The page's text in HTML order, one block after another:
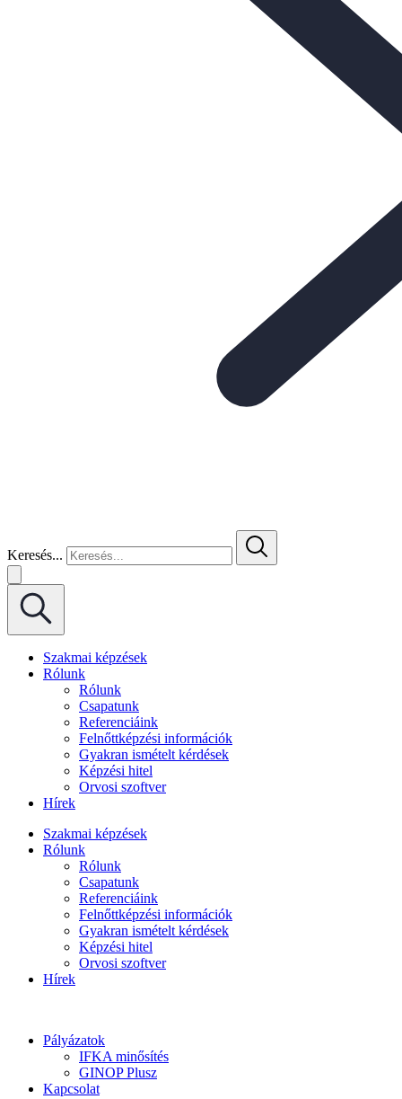
Keresés...
Szakmai képzések
Rólunk
Rólunk
Csapatunk
Referenciáink
Felnőttképzési információk
Gyakran ismételt kérdések
Képzési hitel
Orvosi szoftver
Hírek
Szakmai képzések
Rólunk
Rólunk
Csapatunk
Referenciáink
Felnőttképzési információk
Gyakran ismételt kérdések
Képzési hitel
Orvosi szoftver
Hírek
Pályázatok
IFKA minősítés
GINOP Plusz
Kapcsolat